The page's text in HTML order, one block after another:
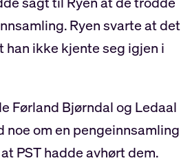
Ryen svarte at det
han ikke kjente seg igjen i
Førland Bjørndal og Ledaal
noe om en pengeinnsamling
PST hadde avhørt dem.